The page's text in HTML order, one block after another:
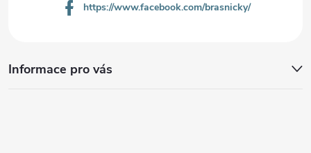
https://www.facebook.com/brasnicky/
Informace pro vás